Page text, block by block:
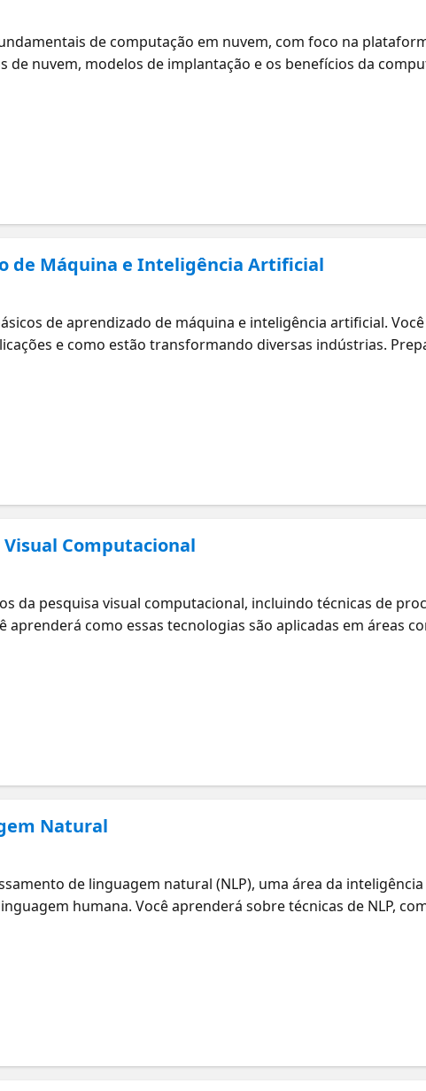
de computação em nuvem, com foco na
de nuvem, modelos de implantação e os benefícios da
Exame: Conceitos básicos da IA do Azure
de Máquina e Inteligência Artificial
de aprendizado de máquina e inteligência artificial.
e como estão transformando diversas indústrias.
Computacional
da pesquisa visual computacional, incluindo técnicas de
como essas tecnologias são aplicadas em áreas
Conceitos básicos da IA do Azure
Natural
de linguagem natural (NLP), uma área da
humana. Você aprenderá sobre técnicas de NLP,
Guia de Estudos para o Exame: Conceitos básicos da IA do